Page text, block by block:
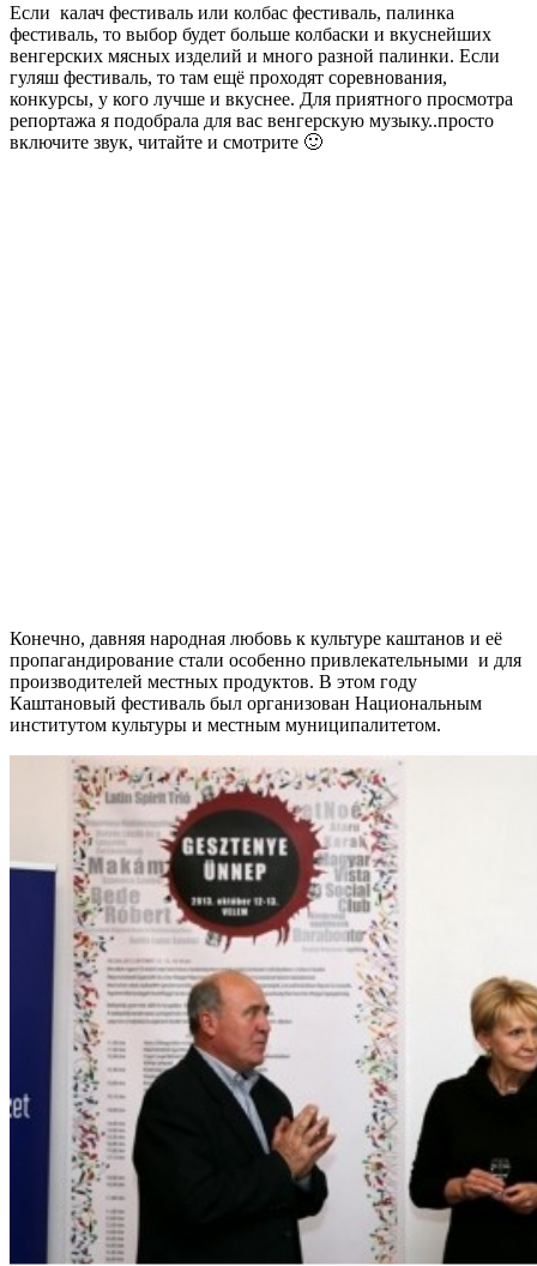
Если калач фестиваль или колбас фестиваль, палинка
фестиваль, то выбор будет больше колбаски и вкуснейших
венгерских мясных изделий и много разной палинки. Если
гуляш фестиваль, то там ещё проходят соревнования,
конкурсы, у кого лучше и вкуснее. Для приятного просмотра
репортажа я подобрала для вас венгерскую музыку..просто
включите звук, читайте и смотрите 🙂
Конечно, давняя народная любовь к культуре каштанов и её
пропагандирование стали особенно привлекательными и для
производителей местных продуктов. В этом году
Каштановый фестиваль был организован Национальным
институтом культуры и местным муниципалитетом.